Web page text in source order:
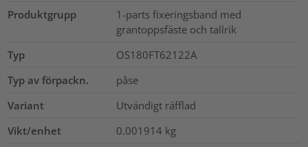
Produktgrupp
1-parts fixeringsband med
grantoppsfäste och tallrik
Typ
OS180FT62122A
Typ av förpackn.
påse
Variant
Utvändigt räfflad
Vikt/enhet
0.001914 kg